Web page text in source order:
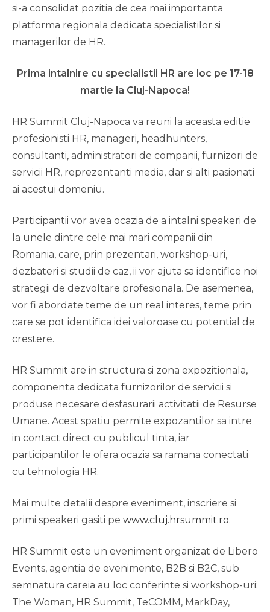
si-a consolidat pozitia de cea mai importanta
platforma regionala dedicata specialistilor si
managerilor de HR.
Prima intalnire cu specialistii HR are loc pe 17-18
martie la Cluj-Napoca!
HR Summit Cluj-Napoca va reuni la aceasta editie
profesionisti HR, manageri, headhunters,
consultanti, administratori de companii, furnizori de
servicii HR, reprezentanti media, dar si alti pasionati
ai acestui domeniu.
Participantii vor avea ocazia de a intalni speakeri de
la unele dintre cele mai mari companii din
Romania, care, prin prezentari, workshop-uri,
dezbateri si studii de caz, ii vor ajuta sa identifice noi
strategii de dezvoltare profesionala. De asemenea,
vor fi abordate teme de un real interes, teme prin
care se pot identifica idei valoroase cu potential de
crestere.
HR Summit are in structura si zona expozitionala,
componenta dedicata furnizorilor de servicii si
produse necesare desfasurarii activitatii de Resurse
Umane. Acest spatiu permite expozantilor sa intre
in contact direct cu publicul tinta, iar
participantilor le ofera ocazia sa ramana conectati
cu tehnologia HR.
Mai multe detalii despre eveniment, inscriere si
primi speakeri gasiti pe www.cluj.hrsummit.ro.
HR Summit este un eveniment organizat de Libero
Events, agentia de evenimente, B2B si B2C, sub
semnatura careia au loc conferinte si workshop-uri:
The Woman, HR Summit, TeCOMM, MarkDay,